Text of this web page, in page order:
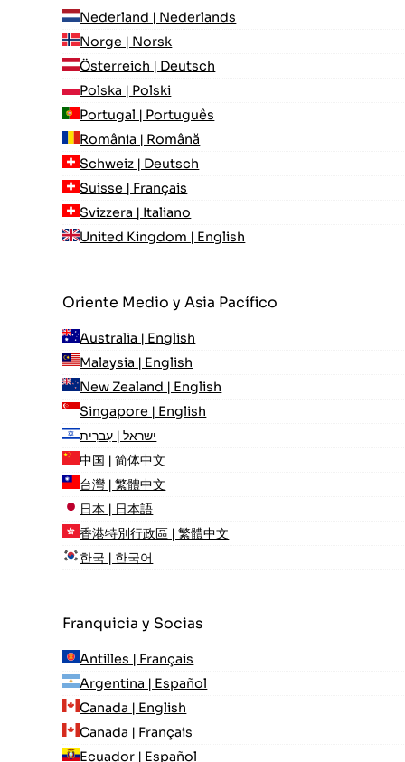
Nederland | Nederlands
Norge | Norsk
Österreich | Deutsch
Polska | Polski
Portugal | Português
România | Română
Schweiz | Deutsch
Suisse | Français
Svizzera | Italiano
United Kingdom | English
Oriente Medio y Asia Pacífico
Australia | English
Malaysia | English
New Zealand | English
Singapore | English
ישראל | עִברִית
中国 | 简体中文
台灣 | 繁體中文
日本 | 日本語
香港特別行政區 | 繁體中文
한국 | 한국어
Franquicia y Socias
Antilles | Français
Argentina | Español
Canada | English
Canada | Français
Ecuador | Español